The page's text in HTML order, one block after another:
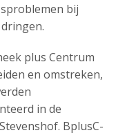
bij
plus Centrum
en omstreken,
in de
BplusC-